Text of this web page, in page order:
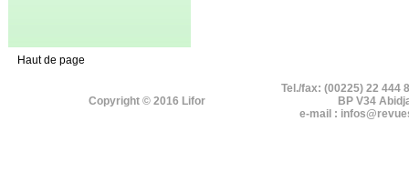
Haut de page
Copyright © 2016 Lifor
Tel./fax: (00225) 22 444
BP V34
e-mail :